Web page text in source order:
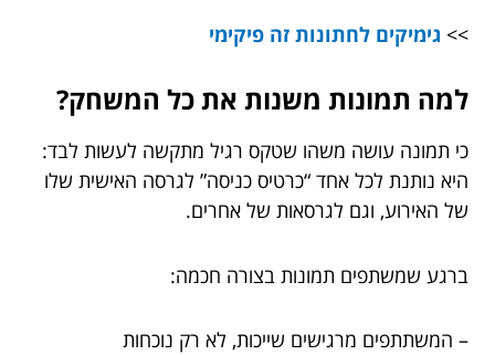
>> גימיקים לחתונות זה פיקימי
למה תמונות משנות את כל המשחק?
כי תמונה עושה משהו שטקס רגיל מתקשה לעשות לבד:
היא נותנת לכל אחד “כרטיס כניסה” לגרסה האישית שלו
של האירוע, וגם לגרסאות של אחרים.
ברגע שמשתפים תמונות בצורה חכמה:
– המשתתפים מרגישים שייכות, לא רק נוכחות